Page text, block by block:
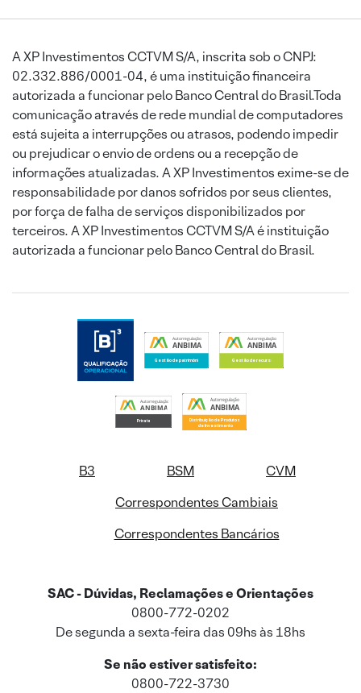
A XP Investimentos CCTVM S/A, inscrita sob o CNPJ:
02.332.886/0001-04, é uma instituição financeira
autorizada a funcionar pelo Banco Central do Brasil.Toda
comunicação através de rede mundial de computadores
está sujeita a interrupções ou atrasos, podendo impedir
ou prejudicar o envio de ordens ou a recepção de
informações atualizadas. A XP Investimentos exime-se de
responsabilidade por danos sofridos por seus clientes,
por força de falha de serviços disponibilizados por
terceiros. A XP Investimentos CCTVM S/A é instituição
autorizada a funcionar pelo Banco Central do Brasil.
B3 BSM
CVM
Correspondentes Cambiais
Correspondentes Bancários
SAC - Dúvidas, Reclamações e Orientações
0800-772-0202
De segunda a sexta-feira das 09hs às 18hs
Se não estiver satisfeito:
0800-722-3730